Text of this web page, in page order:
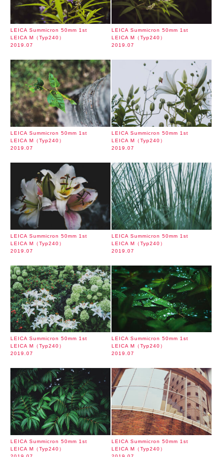
LEICA Summicron 50mm 1st
LEICA M（Typ240）
2019.07
LEICA Summicron 50mm 1st
LEICA M（Typ240）
2019.07
LEICA Summicron 50mm 1st
LEICA M（Typ240）
2019.07
LEICA Summicron 50mm 1st
LEICA M（Typ240）
2019.07
LEICA Summicron 50mm 1st
LEICA M（Typ240）
2019.07
LEICA Summicron 50mm 1st
LEICA M（Typ240）
2019.07
LEICA Summicron 50mm 1st
LEICA M（Typ240）
2019.07
LEICA Summicron 50mm 1st
LEICA M（Typ240）
2019.07
LEICA Summicron 50mm 1st
LEICA M（Typ240）
LEICA Summicron 50mm 1st
LEICA M（Typ240）